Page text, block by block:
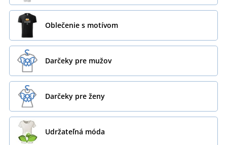
Oblečenie s motívom
Darčeky pre mužov
Darčeky pre ženy
Udržateľná móda